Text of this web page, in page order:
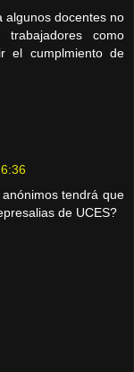
algunos docentes no
como
el cumplmiento de
tendrá que
de UCES?